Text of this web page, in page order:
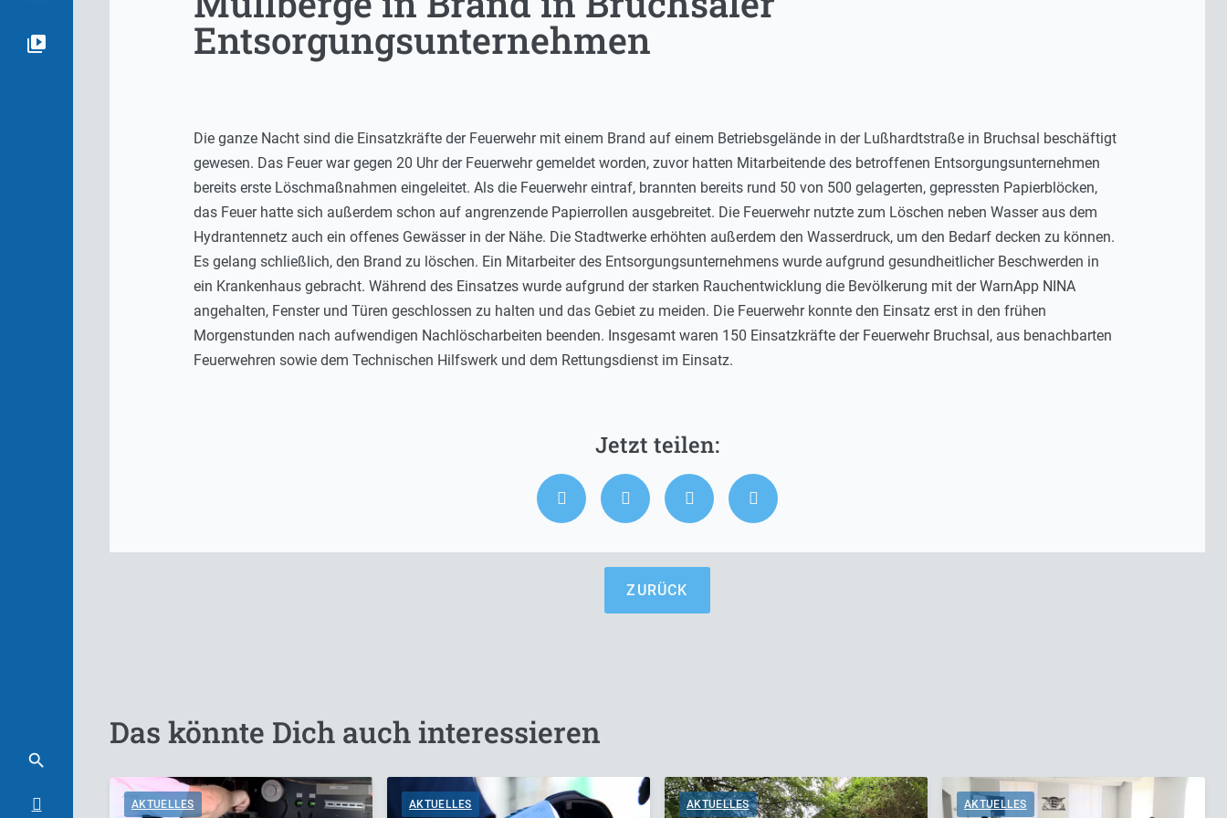
Entsorgungsunternehmen
Die ganze Nacht sind die Einsatzkräfte der Feuerwehr mit einem Brand auf einem Betriebsgelände in der Lußhardtstraße in Bruchsal beschäftigt
gewesen. Das Feuer war gegen 20 Uhr der Feuerwehr gemeldet worden, zuvor hatten Mitarbeitende des betroffenen Entsorgungsunternehmen
bereits erste Löschmaßnahmen eingeleitet. Als die Feuerwehr eintraf, brannten bereits rund 50 von 500 gelagerten, gepressten Papierblöcken,
das Feuer hatte sich außerdem schon auf angrenzende Papierrollen ausgebreitet. Die Feuerwehr nutzte zum Löschen neben Wasser aus dem
Hydrantennetz auch ein offenes Gewässer in der Nähe. Die Stadtwerke erhöhten außerdem den Wasserdruck, um den Bedarf decken zu können.
Es gelang schließlich, den Brand zu löschen. Ein Mitarbeiter des Entsorgungsunternehmens wurde aufgrund gesundheitlicher Beschwerden in
ein Krankenhaus gebracht. Während des Einsatzes wurde aufgrund der starken Rauchentwicklung die Bevölkerung mit der WarnApp NINA
angehalten, Fenster und Türen geschlossen zu halten und das Gebiet zu meiden. Die Feuerwehr konnte den Einsatz erst in den frühen
Morgenstunden nach aufwendigen Nachlöscharbeiten beenden. Insgesamt waren 150 Einsatzkräfte der Feuerwehr Bruchsal, aus benachbarten
Feuerwehren sowie dem Technischen Hilfswerk und dem Rettungsdienst im Einsatz.
ZURÜCK
Das könnte Dich auch interessieren
AKTUELLES AKTUELLES AKTUELLES AKTUELLES